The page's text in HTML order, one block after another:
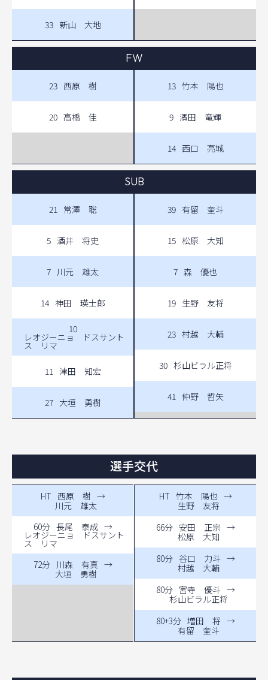
33 新山 大地
23 西原 樹
20 高橋 佳
FW
13 竹本 陽也
9 濱田 竜輝
14 西口 亮城
21 常澤 聡
5 酒井 将史
7 川元 雄太
14 神田 瑛士郎
10
レオジーニョ ドスサント
ス リマ
11 津田 知宏
27 大垣 勇樹
SUB
39 有留 奎斗
15 松原 大知
7 森 優也
19 生野 友将
23 村越 大輔
30 杉山ビラル正将
41 仲野 哲矢
選手交代
HT 西原 樹 →
川元 雄太
60分 長尾 泰成 →
レオジーニョ ドスサント
ス リマ
72分 川森 有真 →
大垣 勇樹
HT 竹本 陽也 →
生野 友将
66分 安田 正宗 →
松原 大知
80分 谷口 力斗 →
村越 大輔
80分 宮寺 優斗 →
杉山ビラル正将
80+3分 増田 将 →
有留 奎斗